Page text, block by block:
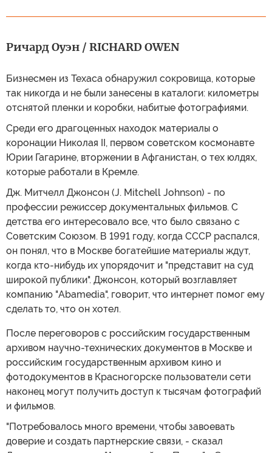
Ричард Оуэн / RICHARD OWEN
Бизнесмен из Техаса обнаружил сокровища, которые
так никогда и не были занесены в каталоги: километры
отснятой пленки и коробки, набитые фотографиями.
Среди его драгоценных находок материалы о
коронации Николая II, первом советском космонавте
Юрии Гагарине, вторжении в Афганистан, о тех юлдях,
которые работали в Кремле.
Дж. Митчелл Джонсон (J. Mitchell Johnson) - по
профессии режиссер документальных фильмов. С
детства его интересовало все, что было связано с
Советским Союзом. В 1991 году, когда СССР распался,
он понял, что в Москве богатейшие материалы ждут,
когда кто-нибудь их упорядочит и "представит на суд
широкой публики". Джонсон, который возглавляет
компанию "Abamedia", говорит, что интернет помог ему
сделать то, что он хотел.
После переговоров с российским государственным
архивом научно-технических документов в Москве и
российским государственным архивом кино и
фотодокументов в Красногорске пользователи сети
наконец могут получить доступ к тысячам фотографий
и фильмов.
"Потребовалось много времени, чтобы завоевать
доверие и создать партнерские связи, - сказал